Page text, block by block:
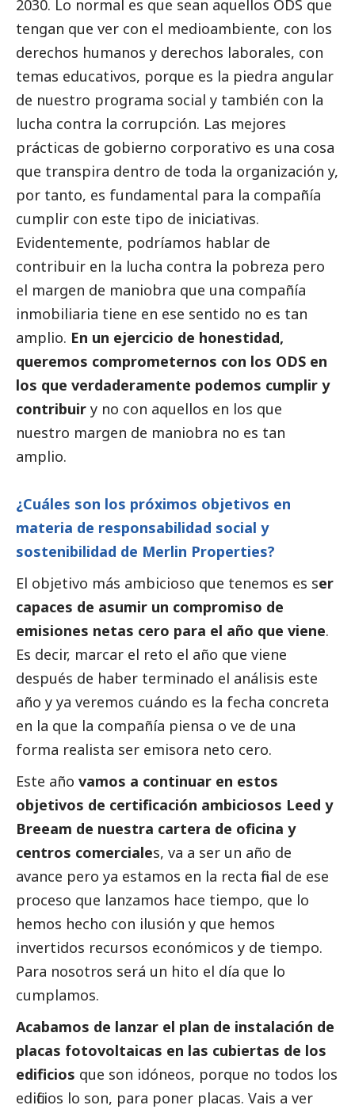
2030. Lo normal es que sean aquellos ODS que
tengan que ver con el medioambiente, con los
derechos humanos y derechos laborales, con
temas educativos, porque es la piedra angular
de nuestro programa social y también con la
lucha contra la corrupción. Las mejores
prácticas de gobierno corporativo es una cosa
que transpira dentro de toda la organización y,
por tanto, es fundamental para la compañía
cumplir con este tipo de iniciativas.
Evidentemente, podríamos hablar de
contribuir en la lucha contra la pobreza pero
el margen de maniobra que una compañía
inmobiliaria tiene en ese sentido no es tan
amplio. En un ejercicio de honestidad,
queremos comprometernos con los ODS en
los que verdaderamente podemos cumplir y
contribuir y no con aquellos en los que
nuestro margen de maniobra no es tan
amplio.
¿Cuáles son los próximos objetivos en
materia de responsabilidad social y
sostenibilidad de Merlin Properties?
El objetivo más ambicioso que tenemos es ser
capaces de asumir un compromiso de
emisiones netas cero para el año que viene.
Es decir, marcar el reto el año que viene
después de haber terminado el análisis este
año y ya veremos cuándo es la fecha concreta
en la que la compañía piensa o ve de una
forma realista ser emisora neto cero.
Este año vamos a continuar en estos
objetivos de certificación ambiciosos Leed y
Breeam de nuestra cartera de oficina y
centros comerciales, va a ser un año de
avance pero ya estamos en la recta final de ese
proceso que lanzamos hace tiempo, que lo
hemos hecho con ilusión y que hemos
invertidos recursos económicos y de tiempo.
Para nosotros será un hito el día que lo
cumplamos.
Acabamos de lanzar el plan de instalación de
placas fotovoltaicas en las cubiertas de los
edificios que son idóneos, porque no todos los
edificios lo son, para poner placas. Vais a ver